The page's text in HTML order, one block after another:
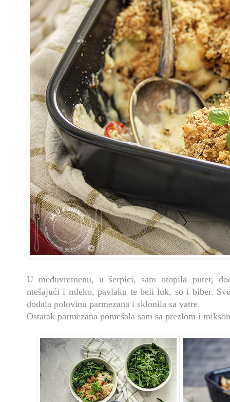
U međuvremenu, u šerpici, sam otopila puter,
mešajući i mleko, pavlaku te beli luk, so i biber.
dodala polovinu parmezana i sklonila sa vatre.
Ostatak parmezana pomešala sam sa prezlom i